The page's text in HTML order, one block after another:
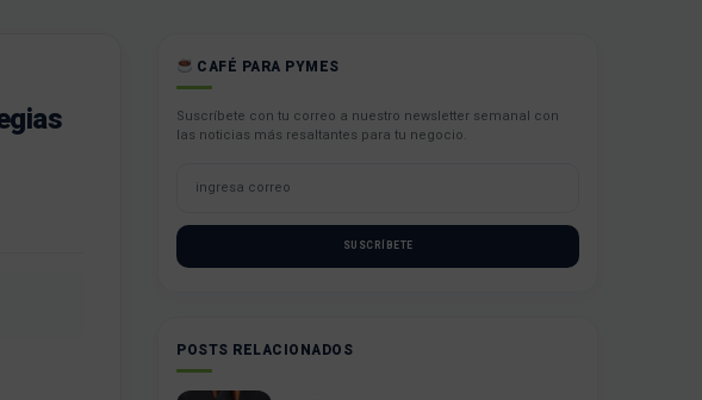
CAFÉ PARA PYMES
Suscríbete con tu correo a nuestro newsletter semanal con
las noticias más resaltantes para tu negocio.
SUSCRÍBETE
POSTS RELACIONADOS